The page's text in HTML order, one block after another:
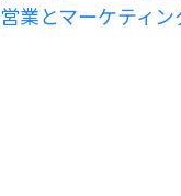
営業とマーケティ